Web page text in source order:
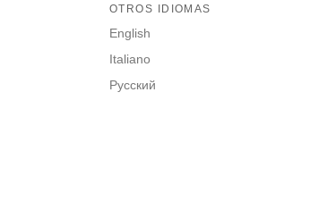
OTROS IDIOMAS
English
Italiano
Русский